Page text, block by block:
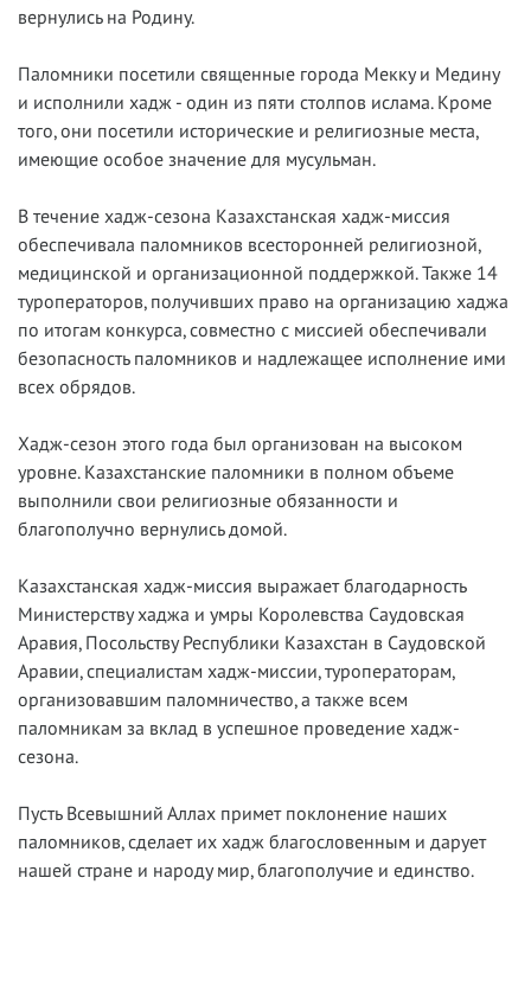
вернулись на Родину.
Паломники посетили священные города Мекку и Медину
и исполнили хадж - один из пяти столпов ислама. Кроме
того, они посетили исторические и религиозные места,
имеющие особое значение для мусульман.
В течение хадж-сезона Казахстанская хадж-миссия
обеспечивала паломников всесторонней религиозной,
медицинской и организационной поддержкой. Также 14
туроператоров, получивших право на организацию хаджа
по итогам конкурса, совместно с миссией обеспечивали
безопасность паломников и надлежащее исполнение ими
всех обрядов.
Хадж-сезон этого года был организован на высоком
уровне. Казахстанские паломники в полном объеме
выполнили свои религиозные обязанности и
благополучно вернулись домой.
Казахстанская хадж-миссия выражает благодарность
Министерству хаджа и умры Королевства Саудовская
Аравия, Посольству Республики Казахстан в Саудовской
Аравии, специалистам хадж-миссии, туроператорам,
организовавшим паломничество, а также всем
паломникам за вклад в успешное проведение хадж-
сезона.
Пусть Всевышний Аллах примет поклонение наших
паломников, сделает их хадж благословенным и дарует
нашей стране и народу мир, благополучие и единство.